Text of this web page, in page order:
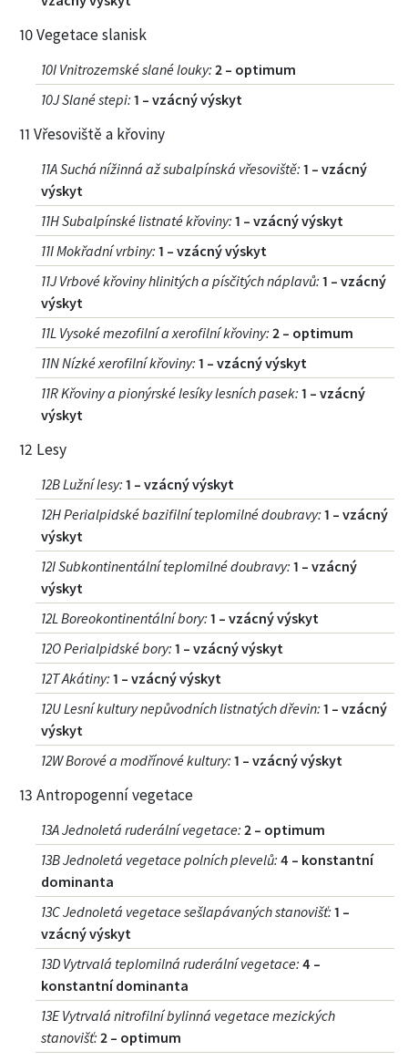
10 Vegetace slanisk
10I Vnitrozemské slané louky: 2 – optimum
10J Slané stepi: 1 – vzácný výskyt
11 Vřesoviště a křoviny
11A Suchá nížinná až subalpínská vřesoviště: 1 – vzácný
výskyt
11H Subalpínské listnaté křoviny: 1 – vzácný výskyt
11I Mokřadní vrbiny: 1 – vzácný výskyt
11J Vrbové křoviny hlinitých a písčitých náplavů: 1 – vzácný
výskyt
11L Vysoké mezofilní a xerofilní křoviny: 2 – optimum
11N Nízké xerofilní křoviny: 1 – vzácný výskyt
11R Křoviny a pionýrské lesíky lesních pasek: 1 – vzácný
výskyt
12 Lesy
12B Lužní lesy: 1 – vzácný výskyt
12H Perialpidské bazifilní teplomilné doubravy: 1 – vzácný
výskyt
12I Subkontinentální teplomilné doubravy: 1 – vzácný
výskyt
12L Boreokontinentální bory: 1 – vzácný výskyt
12O Perialpidské bory: 1 – vzácný výskyt
12T Akátiny: 1 – vzácný výskyt
12U Lesní kultury nepůvodních listnatých dřevin: 1 – vzácný
výskyt
12W Borové a modřínové kultury: 1 – vzácný výskyt
13 Antropogenní vegetace
13A Jednoletá ruderální vegetace: 2 – optimum
13B Jednoletá vegetace polních plevelů: 4 – konstantní
dominanta
13C Jednoletá vegetace sešlapávaných stanovišť: 1 –
vzácný výskyt
13D Vytrvalá teplomilná ruderální vegetace: 4 –
konstantní dominanta
13E Vytrvalá nitrofilní bylinná vegetace mezických
stanovišť: 2 – optimum